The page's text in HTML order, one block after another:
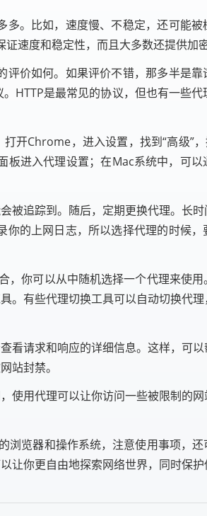
。比如，速度慢、不稳定，还可能
速度和稳定性，而且大多数还提供加
价如何。如果评价不错，那多半是
HTTP是最常见的协议，但也有一些代
开Chrome，进入设置，找到“高级”
板进入代理设置；在Mac系统中，可
追踪到。随后，定期更换代理。长时
的上网日志，所以选择代理的时候，
，你可以从中随机选择一个代理来使
。有些代理切换工具可以自动切换代
看请求和响应的详细信息。这样，可
站封禁。
使用代理可以让你访问一些被限制的
浏览器和操作系统，注意使用事项，
你更自由地探索网络世界，同时保护